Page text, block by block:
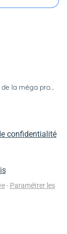
Dernières heures pour profiter de la méga promo CyberGhost et vous équiper d'un VPN à prix mini
confidentialité
- Paramétrer les